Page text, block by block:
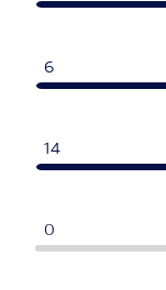
6
14
0